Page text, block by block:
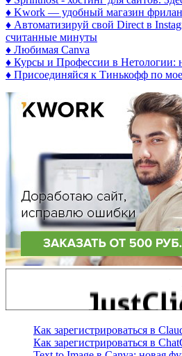
♦ Kwork — удобный магазин
♦ Автоматизируй свой Direct в
считанные минуты
♦ Любимая Canva
♦ Курсы и Профессии в Нетологии:
♦ Присоединяйся к Тинькофф по
Как зарегистрироваться в
Как зарегистрироваться в